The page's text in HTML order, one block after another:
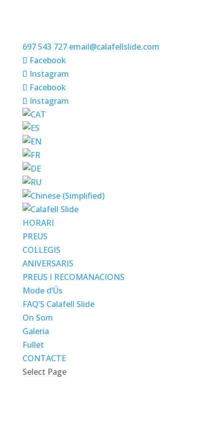
697 543 727 email@calafellslide.com
Facebook
Instagram
Facebook
Instagram
HORARI
PREUS
COL·LEGIS
ANIVERSARIS
PREUS I RECOMANACIONS
Mode d’Ús
FAQ’S Calafell Slide
On Som
Galeria
Fullet
CONTACTE
Select Page